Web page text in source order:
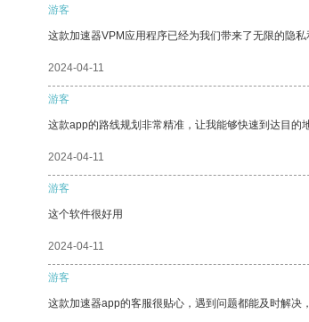
游客
这款加速器VPM应用程序已经为我们带来了无限的隐私
2024-04-11
游客
这款app的路线规划非常精准，让我能够快速到达目的地
2024-04-11
游客
这个软件很好用
2024-04-11
游客
这款加速器app的客服很贴心，遇到问题都能及时解决